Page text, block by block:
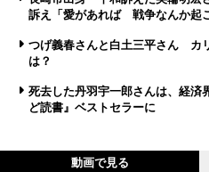
訴え「愛があれば 戦争なんか起
つげ義春さんと白土三平さん カ
は？
死去した丹羽宇一郎さんは、経
ど読書』ベストセラーに
動画で見る